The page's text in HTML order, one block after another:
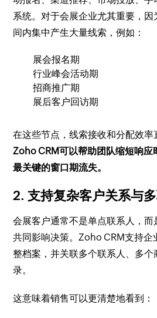
系统。对于会展企业尤其重要，
间内集中产生大量线索，例如：
展会报名期
行业峰会活动期
招商推广期
展后客户回访期
在这些节点，线索接收和分配效率
Zoho CRM可以帮助团队缩短响应
最关键的窗口期流失。
2. 支持复杂客户关系与
会展客户通常不是单点联系人，
共同影响决策。Zoho CRM支持企
整档案，并关联多个联系人、多
录。
这意味着销售可以更清楚地看到：